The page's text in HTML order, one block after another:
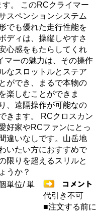
。 このRCクライマー
スペンションシステム
でも優れた走行性能を
ディは、操縦しやすさ
心感をもたらしてくれ
マーの魅力は、その操作
なスロットルとステア
ができ、まるで本物の
楽しむことができま
、遠隔操作が可能なの
きます。 RCクロスカン
好家やRCファンにとっ
違いなしです。山岳地
いたい方におすすめで
限りを超えるスリルと
うか？
単位/ 単
代引き不可
■注文する前に